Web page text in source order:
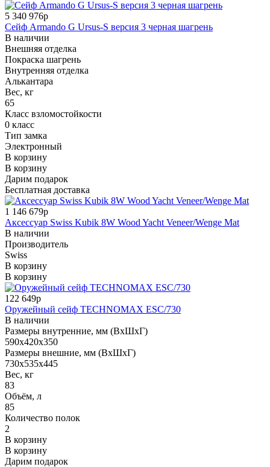
5 340 976р
Сейф Armando G Ursus-S версия 3 черная шагрень
В наличии
Внешняя отделка
Покраска шагрень
Внутренняя отделка
Алькантара
Вес, кг
65
Класс взломостойкости
0 класс
Тип замка
Электронный
В корзину
В корзину
Дарим подарок
Бесплатная доставка
1 146 679р
Аксессуар Swiss Kubik 8W Wood Yacht Veneer/Wenge Mat
В наличии
Производитель
Swiss
В корзину
В корзину
122 649р
Оружейный сейф TECHNOMAX ESC/730
В наличии
Размеры внутренние, мм (ВхШхГ)
590x420x350
Размеры внешние, мм (ВхШхГ)
730x535x445
Вес, кг
83
Объём, л
85
Количество полок
2
В корзину
В корзину
Дарим подарок